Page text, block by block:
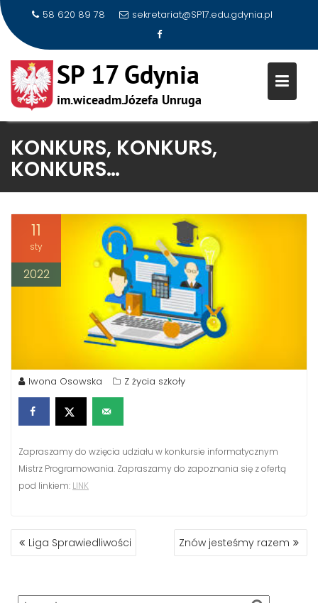
content
58 620 89 78 sekretariat@SP17.edu.gdynia.pl
KONKURS, KONKURS,
KONKURS…
11
sty
2022
Iwona Osowska Z życia szkoły
Zapraszamy do wzięcia udziału w konkursie informatycznym
Mistrz Programowania. Zapraszamy do zapoznania się z ofertą
pod linkiem: LINK
NAWIGACJA
WPISU
Liga Sprawiedliwości Znów jesteśmy razem